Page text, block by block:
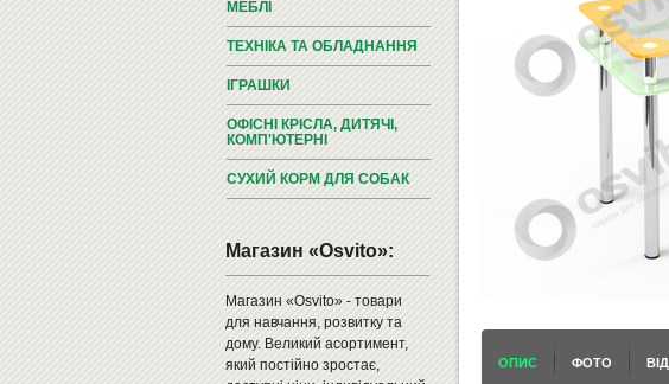
МЕБЛІ
ТЕХНІКА ТА ОБЛАДНАННЯ
ІГРАШКИ
ОФІСНІ КРІСЛА, ДИТЯЧІ,
КОМП'ЮТЕРНІ
СУХИЙ КОРМ ДЛЯ СОБАК
Магазин «Osvito»:
Магазин «Osvito» - товари
для навчання, розвитку та
дому. Великий асортимент,
який постійно зростає,
ОПИС ФОТО